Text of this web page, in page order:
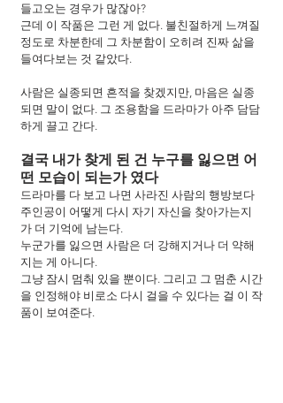
들고오는 경우가 많잖아?
근데 이 작품은 그런 게 없다. 불친절하게 느껴질
정도로 차분한데 그 차분함이 오히려 진짜 삶을
들여다보는 것 같았다.
사람은 실종되면 흔적을 찾겠지만, 마음은 실종
되면 말이 없다. 그 조용함을 드라마가 아주 담담
하게 끌고 간다.
결국 내가 찾게 된 건 누구를 잃으면 어
떤 모습이 되는가 였다
드라마를 다 보고 나면 사라진 사람의 행방보다
주인공이 어떻게 다시 자기 자신을 찾아가는지
가 더 기억에 남는다.
누군가를 잃으면 사람은 더 강해지거나 더 약해
지는 게 아니다.
그냥 잠시 멈춰 있을 뿐이다. 그리고 그 멈춘 시간
을 인정해야 비로소 다시 걸을 수 있다는 걸 이 작
품이 보여준다.